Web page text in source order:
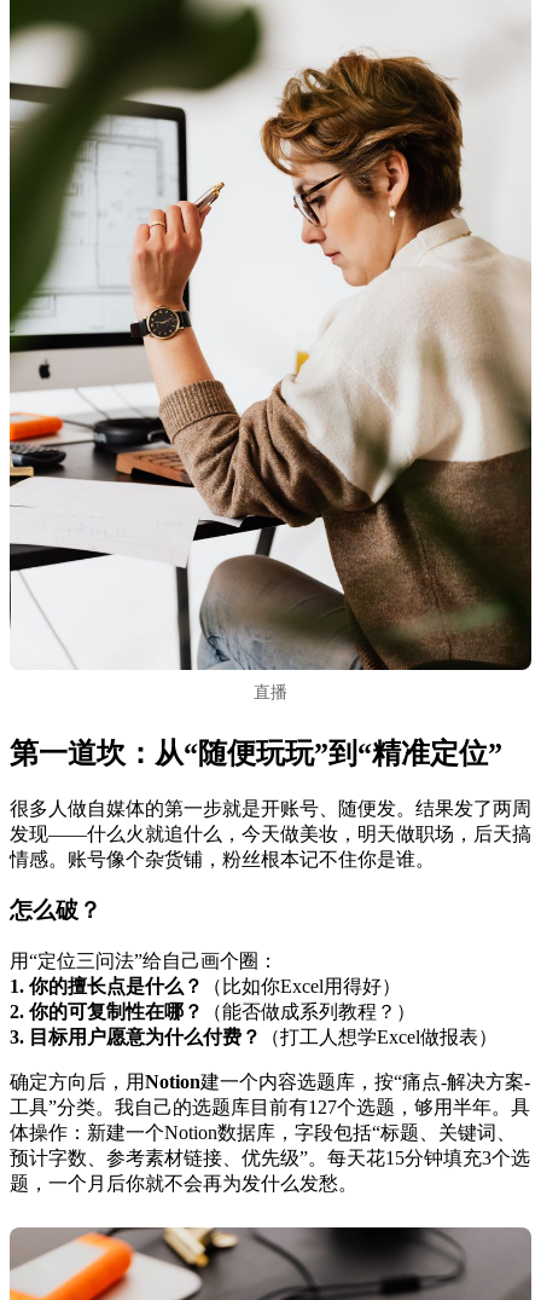
直播
第一道坎：从“随便玩玩”到“精准定位”
很多人做自媒体的第一步就是开账号、随便发。结果发了两周
发现——什么火就追什么，今天做美妆，明天做职场，后天搞
情感。账号像个杂货铺，粉丝根本记不住你是谁。
怎么破？
用“定位三问法”给自己画个圈：
1. 你的擅长点是什么？
（比如你Excel用得好）
2. 你的可复制性在哪？
（能否做成系列教程？）
3. 目标用户愿意为什么付费？
（打工人想学Excel做报表）
确定方向后，用Notion建一个内容选题库，按“痛点-解决方案-
工具”分类。我自己的选题库目前有127个选题，够用半年。具
体操作：新建一个Notion数据库，字段包括“标题、关键词、
预计字数、参考素材链接、优先级”。每天花15分钟填充3个选
题，一个月后你就不会再为发什么发愁。